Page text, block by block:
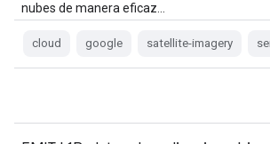
nubes de manera eficaz…
cloud google satellite-imagery